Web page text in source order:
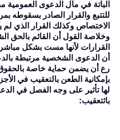
الباتة في مآل الدعوى العمومية
للتتبع والقرار الصادر بسقوطه
الاختصاص وكذلك القرار الذي
وخلاصة القول أن القائم
القرارات لأنها مست بشكل مباشر
أن الدعوى الشخصية مرتبطة
رع أن يضمن حماية خاصة بالحقوق
بإمكانية الطعن بالتعقيب في
لها تأثير على وجه الفصل في
باثتعقيب: